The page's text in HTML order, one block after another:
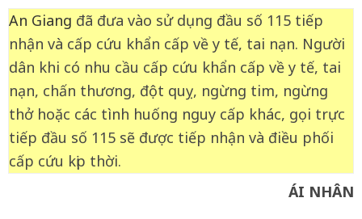
An Giang đã đưa vào sử dụng đầu số 115 tiếp
nhận và cấp cứu khẩn cấp về y tế, tai nạn. Người
dân khi có nhu cầu cấp cứu khẩn cấp về y tế, tai
nạn, chấn thương, đột quỵ, ngừng tim, ngừng
thở hoặc các tình huống nguy cấp khác, gọi trực
tiếp đầu số 115 sẽ được tiếp nhận và điều phối
cấp cứu kịp thời.
ÁI NHÂN